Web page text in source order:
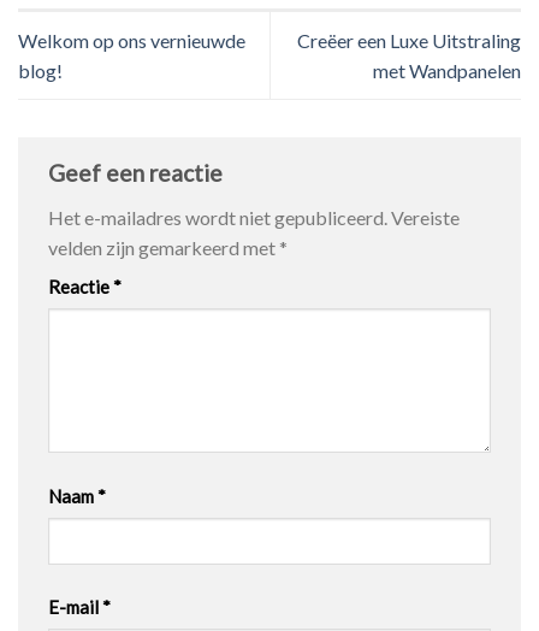
Welkom op ons vernieuwde
blog!
Creëer een Luxe Uitstraling
met Wandpanelen
Geef een reactie
Het e-mailadres wordt niet gepubliceerd.Vereiste
velden zijn gemarkeerd met *
Reactie*
Naam*
E-mail*